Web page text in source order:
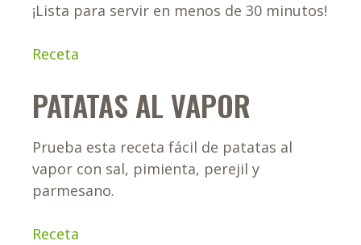
¡Lista para servir en menos de 30 minutos!
Receta
PATATAS AL VAPOR
Prueba esta receta fácil de patatas al
vapor con sal, pimienta, perejil y
parmesano.
Receta